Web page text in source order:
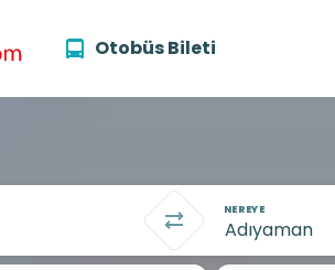
Otobüs Bileti
NEREYE